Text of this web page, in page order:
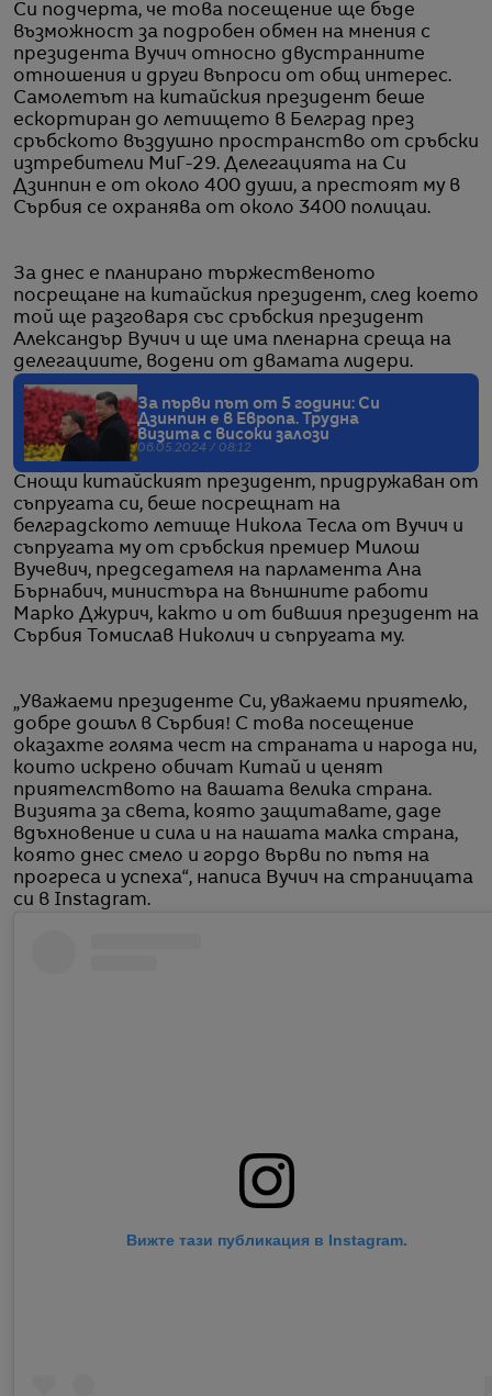
Си подчерта, че това посещение ще бъде
възможност за подробен обмен на мнения с
президента Вучич относно двустранните
отношения и други въпроси от общ интерес.
Самолетът на китайския президент беше
ескортиран до летището в Белград през
сръбското въздушно пространство от сръбски
изтребители МиГ-29. Делегацията на Си
Дзинпин е от около 400 души, а престоят му в
Сърбия се охранява от около 3400 полицаи.
За днес е планирано тържественото
посрещане на китайския президент, след което
той ще разговаря със сръбския президент
Александър Вучич и ще има пленарна среща на
делегациите, водени от двамата лидери.
За първи път от 5 години: Си
Дзинпин е в Европа. Трудна
визита с високи залози
06.05.2024 / 08:12
Снощи китайският президент, придружаван от
съпругата си, беше посрещнат на
белградското летище Никола Тесла от Вучич и
съпругата му от сръбския премиер Милош
Вучевич, председателя на парламента Ана
Бърнабич, министъра на външните работи
Марко Джурич, както и от бившия президент на
Сърбия Томислав Николич и съпругата му.
„Уважаеми президентe Си, уважаеми приятелю,
добре дошъл в Сърбия! С това посещение
оказахте голяма чест на страната и народа ни,
които искрено обичат Китай и ценят
приятелството на вашата велика страна.
Визията за света, която защитавате, даде
вдъхновение и сила и на нашата малка страна,
която днес смело и гордо върви по пътя на
прогреса и успеха“, написа Вучич на страницата
си в Instagram.
Вижте тази публикация в Instagram.